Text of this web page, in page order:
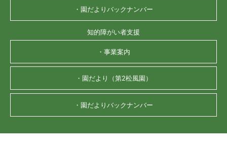
・園だよりバックナンバー
知的障がい者支援
・事業案内
・園だより（第2松風園）
・園だよりバックナンバー